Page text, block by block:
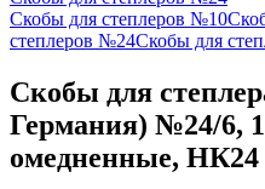
Скобы для степлеров №10
степлеров №24Скобы для
Скобы для
Германия) №24/6,
омедненные, НК24